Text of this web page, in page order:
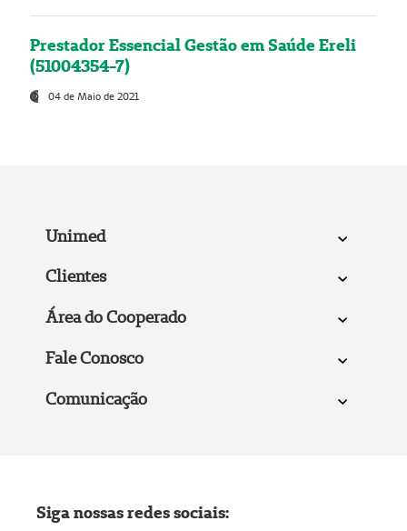
Prestador Essencial Gestão em Saúde Ereli
(51004354-7)
04 de Maio de 2021
Unimed
Clientes
Área do Cooperado
Fale Conosco
Comunicação
Siga nossas redes sociais: